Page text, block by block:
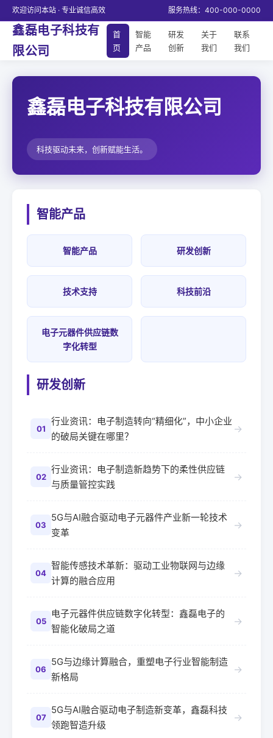
欢迎访问本站 · 专业诚信高效 服务热线：400-000-0000
鑫磊电子科技有
限公司
首
页
智能
产品
研发
创新
关于
我们
联系
我们
鑫磊电子科技有限公司
科技驱动未来，创新赋能生活。
智能产品
智能产品 研发创新
技术支持 科技前沿
电子元器件供应链数
字化转型
研发创新
01
行业资讯：电子制造转向“精细化”，中小企业
的破局关键在哪里？
→
02
行业资讯：电子制造新趋势下的柔性供应链
与质量管控实践
→
03
5G与AI融合驱动电子元器件产业新一轮技术
变革
→
04
智能传感技术革新：驱动工业物联网与边缘
计算的融合应用
→
05
电子元器件供应链数字化转型：鑫磊电子的
智能化破局之道
→
06
5G与边缘计算融合，重塑电子行业智能制造
新格局
→
07
5G与AI融合驱动电子制造新变革，鑫磊科技
领跑智造升级
→